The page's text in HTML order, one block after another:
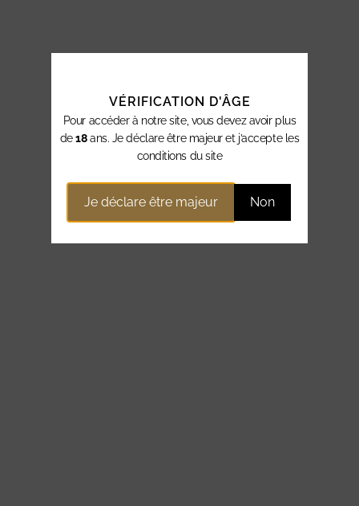
VÉRIFICATION D'ÂGE
Pour accéder à notre site, vous devez avoir plus
de18ans. Je déclare être majeur et j’accepte les
conditions du site
Je déclare être majeur Non